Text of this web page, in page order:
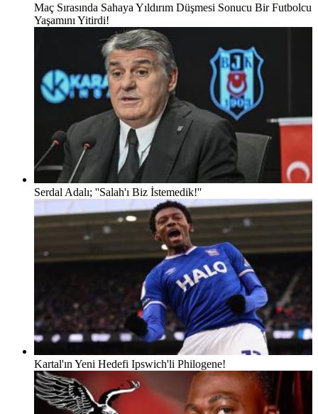
Maç Sırasında Sahaya Yıldırım Düşmesi Sonucu Bir Futbolcu
Yaşamını Yitirdi!
Serdal Adalı; ''Salah'ı Biz İstemedik!''
Kartal'ın Yeni Hedefi Ipswich'li Philogene!